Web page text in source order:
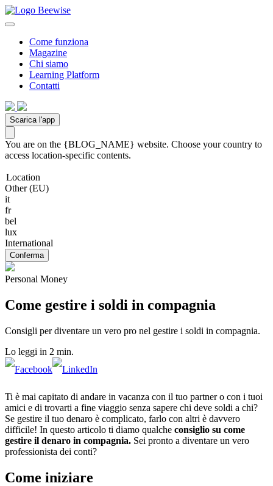
Come funziona
Magazine
Chi siamo
Learning Platform
Contatti
Scarica l'app
You are on the {BLOG_NAME} website. Choose your country to
access location-specific contents.
Location
Other (EU)
it
fr
bel
lux
International
Conferma
Personal Money
Come gestire i soldi in compagnia
Consigli per diventare un vero pro nel gestire i soldi in compagnia.
Lo leggi in 2 min.
Ti è mai capitato di andare in vacanza con il tuo partner o con i tuoi
amici e di trovarti a fine viaggio senza sapere chi deve soldi a chi?
Se gestire il tuo denaro è complicato, farlo con altri è davvero
difficile! In questo articolo ti diamo qualche consiglio su come
gestire il denaro in compagnia. Sei pronto a diventare un vero
professionista dei conti?
Come iniziare